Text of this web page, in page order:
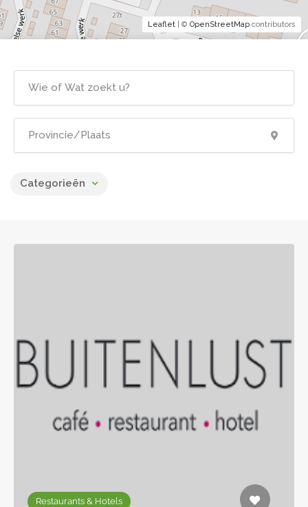
Categorieën
Restaurants & Hotels
Leaflet | © OpenStreetMap contributors